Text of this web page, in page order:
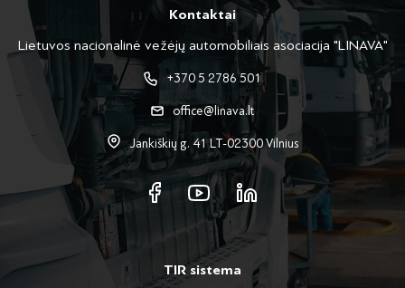
Kontaktai
Lietuvos nacionalinė vežėjų automobiliais asociacija "LINAVA"
+370 5 2786 501
office@linava.lt
Jankiškių g. 41 LT-02300 Vilnius
TIR sistema